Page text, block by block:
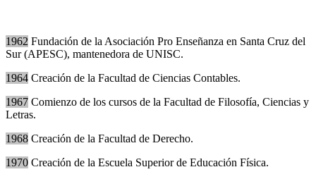
1962 Fundación de la Asociación Pro Enseñanza en Santa Cruz del
Sur (APESC), mantenedora de UNISC.
1964 Creación de la Facultad de Ciencias Contables.
1967 Comienzo de los cursos de la Facultad de Filosofía, Ciencias y
Letras.
1968 Creación de la Facultad de Derecho.
1970 Creación de la Escuela Superior de Educación Física.